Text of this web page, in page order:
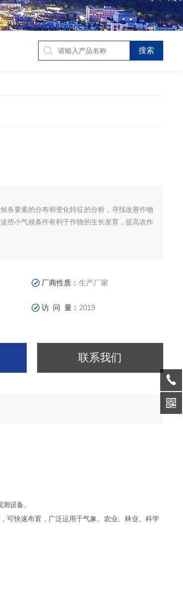
各要素的分布和变化特征的分析，寻找改善作物
些小气候条件有利于作物的生长发育，提高农作
厂商性质：生产厂家
访 问 量： 2019
联系我们
设备。
可快速布置，广泛运用于气象、农业、林业、科学